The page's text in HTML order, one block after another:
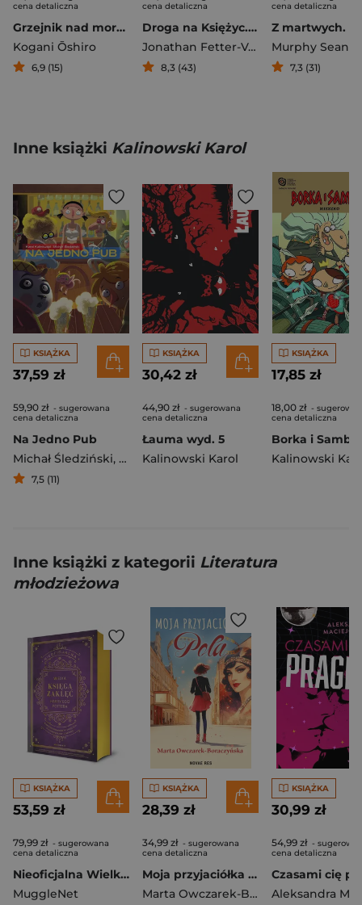
cena detaliczna
Grzejnik nad morzem: zbiór nowel graficznych Kogani Ōshiro
Kogani Ōshiro
6,9 (15)
cena detaliczna
Droga na Księżyc. Apollo 11 i marzenia o lotach kosmicznych
Jonathan Fetter-Vorm
8,3 (43)
cena detaliczna
Z martwych.
Murphy Sean
7,3 (31)
Inne książki Kalinowski Karol
KSIĄŻKA
37,59 zł
59,90 zł - sugerowana
cena detaliczna
Na Jedno Pub
Michał Śledziński, Kalinowski Karol
7,5 (11)
KSIĄŻKA
30,42 zł
44,90 zł - sugerowana
cena detaliczna
Łauma wyd. 5
Kalinowski Karol
KSIĄŻKA
17,85 zł
18,00 zł -
cena detaliczna
Kalinowski
Inne książki z kategorii Literatura
młodzieżowa
KSIĄŻKA
53,59 zł
79,99 zł - sugerowana
cena detaliczna
Nieoficjalna Wielka Księga Zaklęć Harry'ego Pottera. Kompletny przewodnik po zaklęciach dla czarodziejów i czarownic [wyd. 2026, barwione brzegi]
MuggleNet
KSIĄŻKA
28,39 zł
34,99 zł - sugerowana
cena detaliczna
Moja przyjaciółka Pola
Marta Owczarek-Boraczyńska
KSIĄŻKA
30,99 zł
54,99 zł -
cena detaliczna
Czasami cię